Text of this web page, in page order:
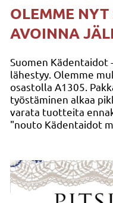
OLEMME
AVOINNA
Suomen Kädentaidot
lähestyy. Olemme
osastolla A1305.
työstäminen alkaa
varata tuotteita
"nouto Kädentaidot